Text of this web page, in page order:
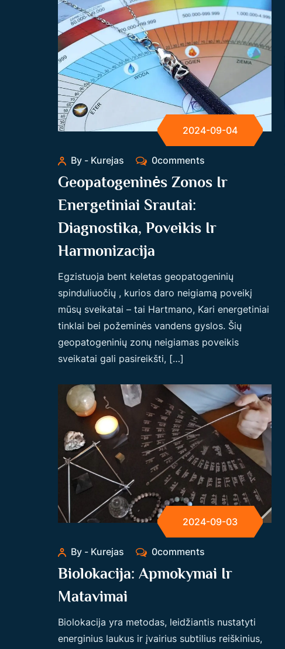
2024-09-04
By - Kurejas 0comments
Geopatogeninės Zonos Ir
Energetiniai Srautai:
Diagnostika, Poveikis Ir
Harmonizacija
Egzistuoja bent keletas geopatogeninių
spinduliuočių , kurios daro neigiamą poveikį
mūsų sveikatai – tai Hartmano, Kari energetiniai
tinklai bei požeminės vandens gyslos. Šių
geopatogeninių zonų neigiamas poveikis
sveikatai gali pasireikšti, […]
2024-09-03
By - Kurejas 0comments
Biolokacija: Apmokymai Ir
Matavimai
Biolokacija yra metodas, leidžiantis nustatyti
energinius laukus ir įvairius subtilius reiškinius,